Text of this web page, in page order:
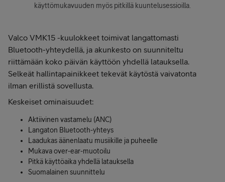
käyttömukavuuden myös pitkillä kuuntelusessioilla.
Valco VMK15 -kuulokkeet toimivat langattomasti
Bluetooth-yhteydellä, ja akunkesto on suunniteltu
riittämään koko päivän käyttöön yhdellä latauksella.
Selkeät hallintapainikkeet tekevät käytöstä vaivatonta
ilman erillistä sovellusta.
Keskeiset ominaisuudet:
Aktiivinen vastamelu (ANC)
Langaton Bluetooth-yhteys
Laadukas äänenlaatu musiikille ja puheelle
Mukava over-ear-muotoilu
Pitkä käyttöaika yhdellä latauksella
Suomalainen suunnittelu